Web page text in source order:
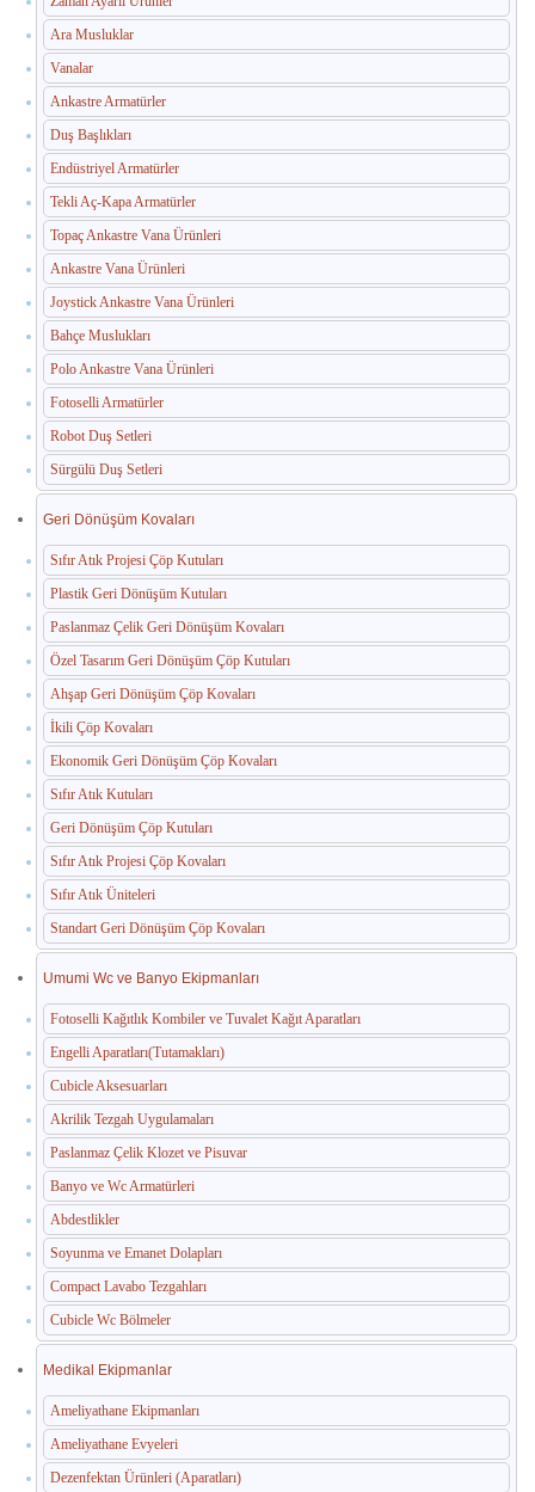
Dış Mekan Çöp Kovaları
Küllükler ve Sigara Atık Üniteleri
El Kurutma Makineleri
🔐 En Güvenilir Adres
Fotoselli Kağıt Havluluklar
Sabunluklar
Otel Ekipmanları
Umumi Wc ve Banyo Ekipmanları
Havuz Duş Kulesi & Sahil Duş Kulesi
Açık Alan Su Çeşmesi(Sebil)
Medikal Ekipmanlar
Paslanmaz Havuz Ekipmanları
🛒 TEKLIF SEPETIM
İLETIŞIM
Ara Musluklar
Vanalar
Ankastre Armatürler
Duş Başlıkları
Endüstriyel Armatürler
Tekli Aç-Kapa Armatürler
Topaç Ankastre Vana Ürünleri
Ankastre Vana Ürünleri
Joystick Ankastre Vana Ürünleri
Bahçe Muslukları
Polo Ankastre Vana Ürünleri
Fotoselli Armatürler
Robot Duş Setleri
Sürgülü Duş Setleri
Geri Dönüşüm Kovaları
Sıfır Atık Projesi Çöp Kutuları
Plastik Geri Dönüşüm Kutuları
Paslanmaz Çelik Geri Dönüşüm Kovaları
Özel Tasarım Geri Dönüşüm Çöp Kutuları
Ahşap Geri Dönüşüm Çöp Kovaları
İkili Çöp Kovaları
Ekonomik Geri Dönüşüm Çöp Kovaları
Sıfır Atık Kutuları
Geri Dönüşüm Çöp Kutuları
Sıfır Atık Projesi Çöp Kovaları
Sıfır Atık Üniteleri
Standart Geri Dönüşüm Çöp Kovaları
Umumi Wc ve Banyo Ekipmanları
Fotoselli Kağıtlık Kombiler ve Tuvalet Kağıt Aparatları
Engelli Aparatları(Tutamakları)
Cubicle Aksesuarları
Akrilik Tezgah Uygulamaları
Paslanmaz Çelik Klozet ve Pisuvar
Banyo ve Wc Armatürleri
Abdestlikler
Soyunma ve Emanet Dolapları
Compact Lavabo Tezgahları
Cubicle Wc Bölmeler
Medikal Ekipmanlar
Ameliyathane Ekipmanları
Ameliyathane Evyeleri
Dezenfektan Ürünleri (Aparatları)